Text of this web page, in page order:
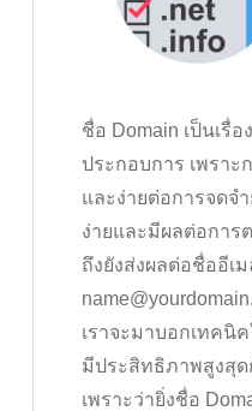
ชื่อ Domain เป็นเรื่
ประกอบการ เพรา
และง่ายต่อการจดจ
ง่ายและมีผลต่อการ
ถึงยังส่งผลต่อชื่ออีเ
เราจะมาบอกเทคนิ
มีประสิทธิภาพสูงสุ
เพราะว่ายิ่งชื่อ